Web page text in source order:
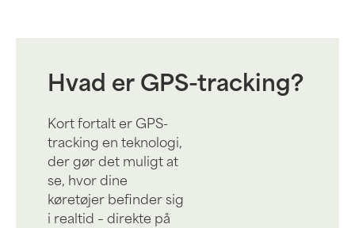
Hvad er GPS-tracking?
Kort fortalt er GPS-
tracking en teknologi,
der gør det muligt at
se, hvor dine
køretøjer befinder sig
i realtid – direkte på